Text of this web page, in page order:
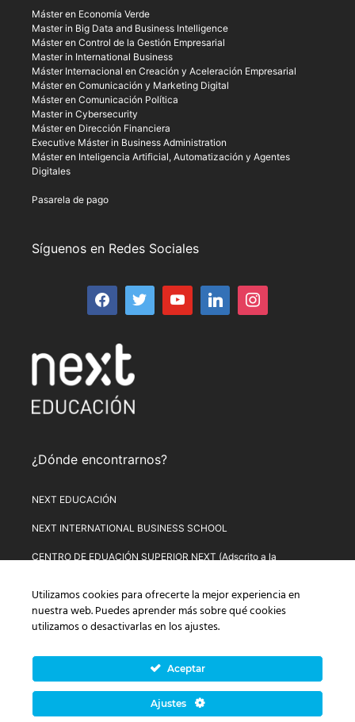
Máster en Economía Verde
Master in Big Data and Business Intelligence
Máster en Control de la Gestión Empresarial
Master in International Business
Máster Internacional en Creación y Aceleración Empresarial
Máster en Comunicación y Marketing Digital
Máster en Comunicación Política
Master in Cybersecurity
Máster en Dirección Financiera
Executive Máster in Business Administration
Máster en Inteligencia Artificial, Automatización y Agentes
Digitales
Pasarela de pago
Síguenos en Redes Sociales
¿Dónde encontrarnos?
NEXT EDUCACIÓN
NEXT INTERNATIONAL BUSINESS SCHOOL
CENTRO DE EDUACIÓN SUPERIOR NEXT (Adscrito a la
PLATAFORMA DE FORMACIÓN NEXT
Aviso Legal–Política de Privacidad–Términos y condiciones de
Formulario de Desistimiento
© Copyright 2026 Next Educación, S.L. | CIF: B-67803114 |
Todos los derechos reservados | C/ Alsasua, 16. 28023
Utilizamos cookies para ofrecerte la mejor experiencia en
nuestra web. Puedes aprender más sobre qué cookies
utilizamos o desactivarlas en losajustes.
Aceptar
Ajustes